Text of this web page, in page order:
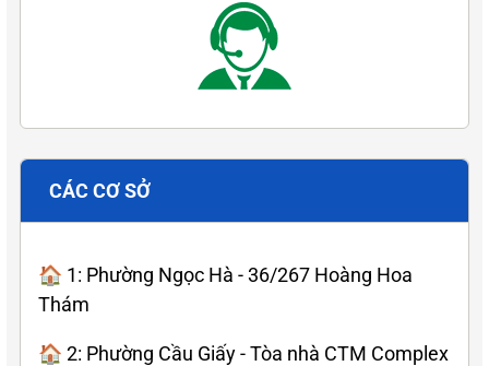
CÁC CƠ SỞ
🏠 1: Phường Ngọc Hà - 36/267 Hoàng Hoa
Thám
🏠 2: Phường Cầu Giấy - Tòa nhà CTM Complex